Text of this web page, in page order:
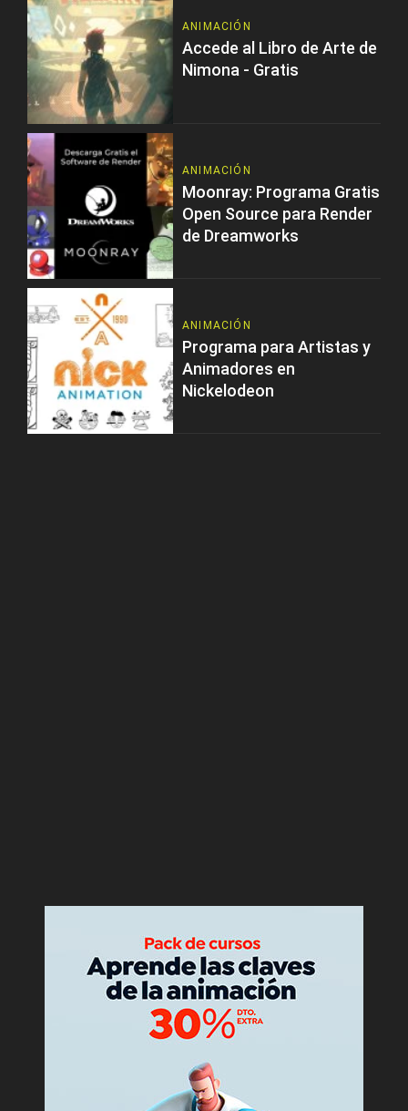
ANIMACIÓN
Accede al Libro de Arte de
Nimona - Gratis
ANIMACIÓN
Moonray: Programa Gratis
Open Source para Render
de Dreamworks
ANIMACIÓN
Programa para Artistas y
Animadores en
Nickelodeon